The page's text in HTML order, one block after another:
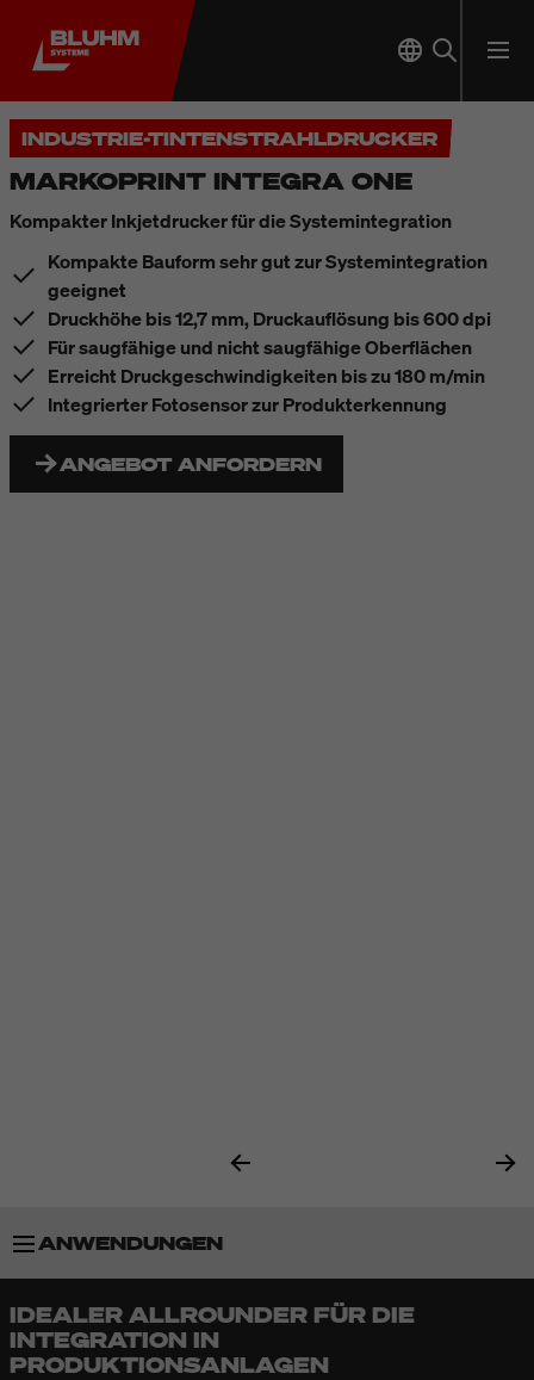
INDUSTRIE-TINTENSTRAHLDRUCKER
MARKOPRINT INTEGRA ONE
Kompakter Inkjetdrucker für die Systemintegration
Kompakte Bauform sehr gut zur Systemintegration
geeignet
Druckhöhe bis 12,7 mm, Druckauflösung bis 600 dpi
Für saugfähige und nicht saugfähige Oberflächen
Erreicht Druckgeschwindigkeiten bis zu 180 m/min
Integrierter Fotosensor zur Produkterkennung
ANGEBOT ANFORDERN
ANWENDUNGEN
BESONDERHEITEN
IDEALER ALLROUNDER FÜR DIE
INTEGRATION IN
PRODUKTIONSANLAGEN